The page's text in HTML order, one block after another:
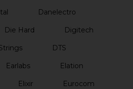
Danelectro
Die Hard Digitech
DTS
Earlabs Elation
Elixir Eurocom